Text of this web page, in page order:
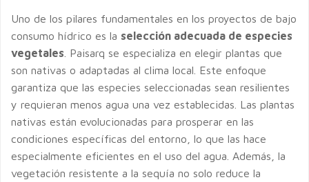
Uno de los pilares fundamentales en los proyectos de bajo
consumo hídrico es la selección adecuada de especies
vegetales . Paisarq se especializa en elegir plantas que
son nativas o adaptadas al clima local. Este enfoque
garantiza que las especies seleccionadas sean resilientes
y requieran menos agua una vez establecidas. Las plantas
nativas están evolucionadas para prosperar en las
condiciones específicas del entorno, lo que las hace
especialmente eficientes en el uso del agua. Además, la
vegetación resistente a la sequía no solo reduce la